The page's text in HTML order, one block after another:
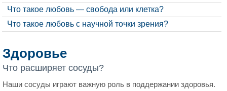
Что такое любовь — свобода или клетка?
Что такое любовь с научной точки зрения?
Здоровье
Что расширяет сосуды?
Наши сосуды играют важную роль в поддержании здоровья.